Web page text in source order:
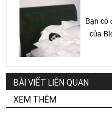
Bạn có
của
BÀI VIẾT LIÊN QUAN
XEM THÊM